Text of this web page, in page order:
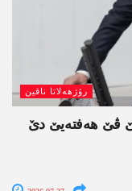
رۆژھەلاتا ناڤین
ڤێ ھەفتەیێ دێ